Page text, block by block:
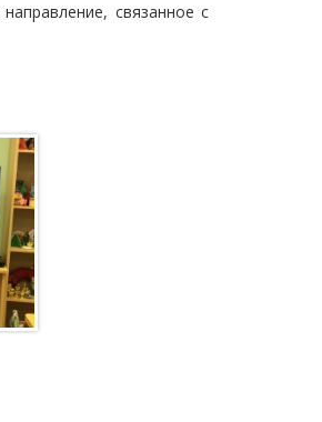
связанное с